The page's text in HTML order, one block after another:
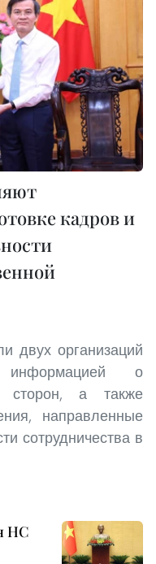
кадров и
двух организаций
информацией о
сторон, а также
направленные
сотрудничества в
НС